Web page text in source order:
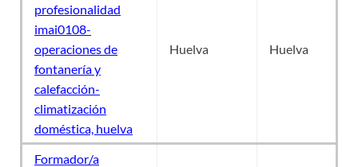
profesionalidad
imai0108-
operaciones de
fontanería y
calefacción-
climatización
doméstica, huelva
Huelva Huelva
Formador/a